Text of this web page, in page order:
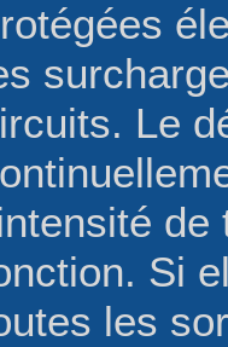
Le
Si
les